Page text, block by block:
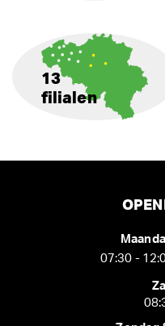
13
filialen
07:30 -